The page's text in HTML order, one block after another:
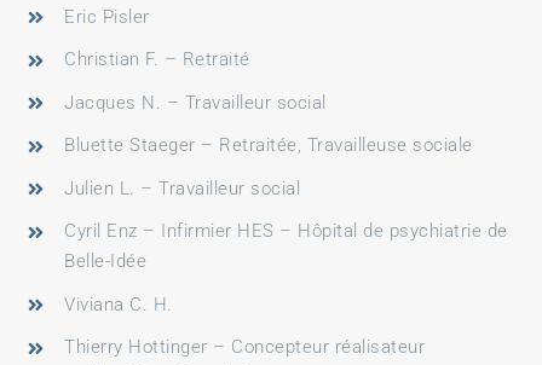
Eric Pisler
Christian F. – Retraité
Jacques N. – Travailleur social
Bluette Staeger – Retraitée, Travailleuse sociale
Julien L. – Travailleur social
Cyril Enz – Infirmier HES – Hôpital de psychiatrie de
Belle-Idée
Viviana C. H.
Thierry Hottinger – Concepteur réalisateur